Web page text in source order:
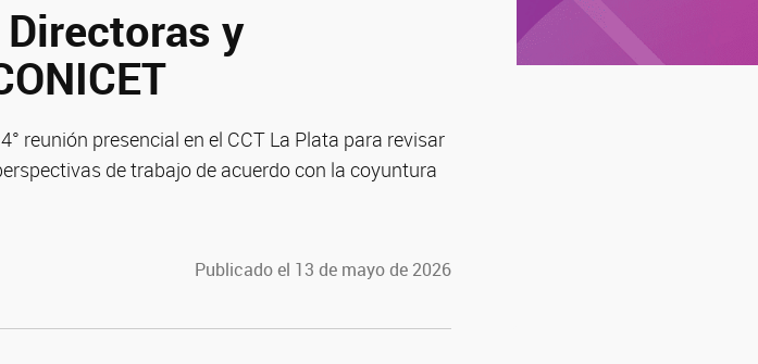
y
reunión presencial en el CCT La Plata para revisar
de trabajo de acuerdo con la coyuntura
Publicado el 13 de mayo de 2026